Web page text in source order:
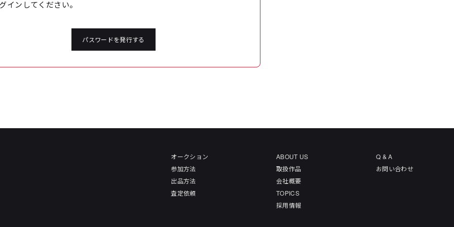
インしてください。
パスワードを発行する
オークション
参加方法
出品方法
査定依頼
ABOUT US
取扱作品
会社概要
TOPICS
採用情報
Q & A
お問い合わせ